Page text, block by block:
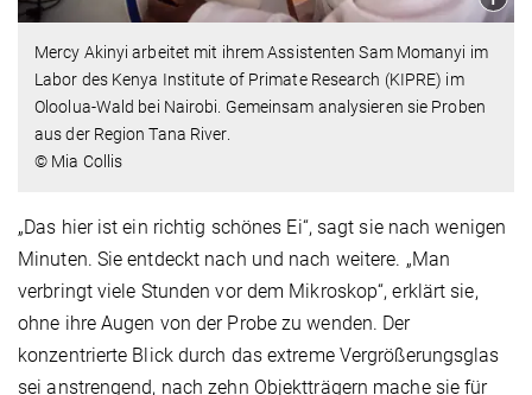
Mercy Akinyi arbeitet mit ihrem Assistenten Sam Momanyi im
Labor des Kenya Institute of Primate Research (KIPRE) im
Oloolua-Wald bei Nairobi. Gemeinsam analysieren sie Proben
aus der Region Tana River.
© Mia Collis
„Das hier ist ein richtig schönes Ei“, sagt sie nach wenigen
Minuten. Sie entdeckt nach und nach weitere. „Man
verbringt viele Stunden vor dem Mikroskop“, erklärt sie,
ohne ihre Augen von der Probe zu wenden. Der
konzentrierte Blick durch das extreme Vergrößerungsglas
sei anstrengend, nach zehn Objektträgern mache sie für